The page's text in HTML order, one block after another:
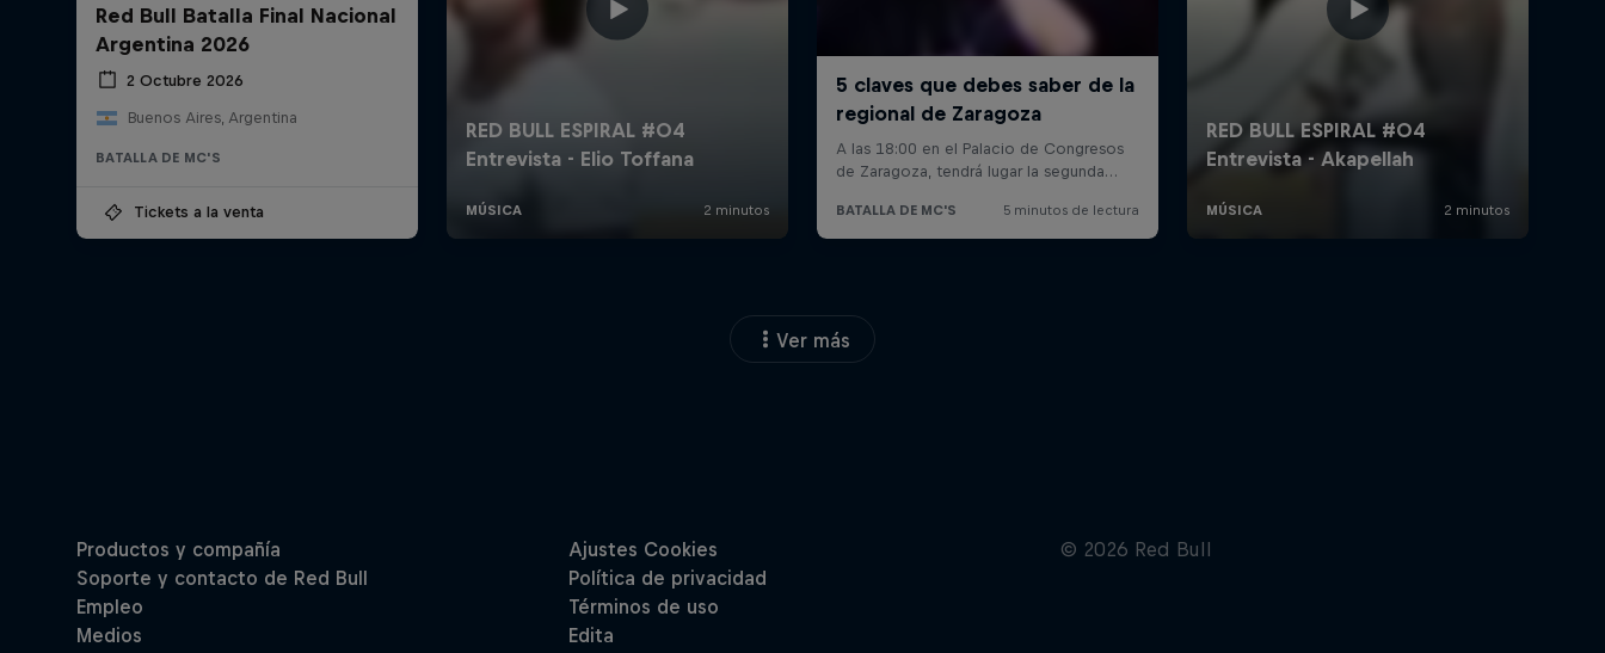
Red Bull Batalla Final Nacional
Argentina 2026
2 Octubre 2026
Buenos Aires, Argentina
BATALLA DE MC'S
Tickets a la venta
Ver más